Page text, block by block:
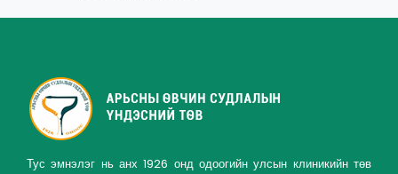
Тус эмнэлэг нь анх 1926 онд одоогийн улсын клиникийн төв